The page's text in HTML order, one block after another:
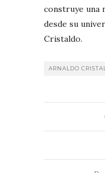
construye una
desde su
Cristaldo.
ARNALDO